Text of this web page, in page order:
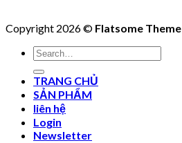
Copyright 2026 © Flatsome Theme
Search
for:
TRANG CHỦ
SẢN PHẨM
liên hệ
Login
Newsletter